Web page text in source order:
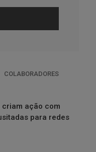
COLABORADORES
criam ação com
para redes